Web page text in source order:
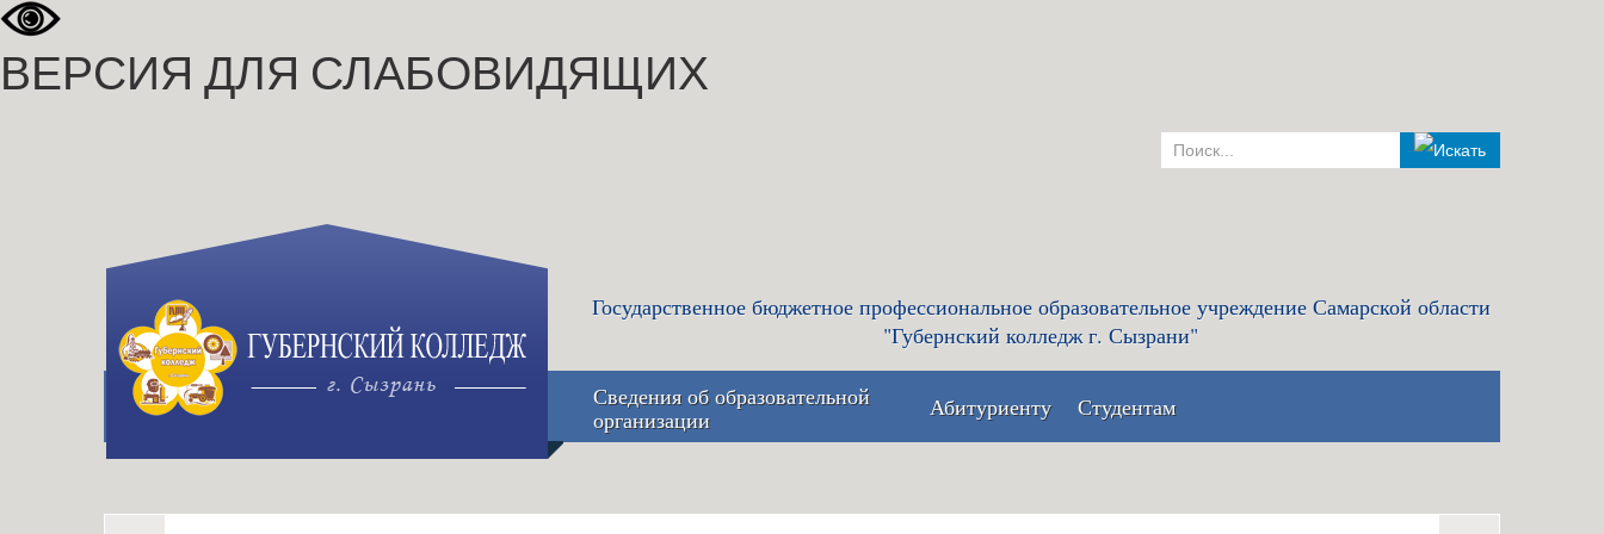
ВЕРСИЯ ДЛЯ СЛАБОВИДЯЩИХ
Государственное бюджетное профессиональное образовательное учреждение Самарской области
"Губернский колледж г. Сызрани"
Сведения об образовательной
организации
Абитуриенту Студентам